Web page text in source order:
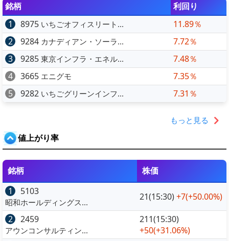
銘柄
利回り
1
8975 いちごオフィスリート...
11.89％
2
9284 カナディアン・ソーラ...
7.72％
3
9285 東京インフラ・エネル...
7.48％
4
3665 エニグモ
7.35％
5
9282 いちごグリーンインフ... 7.31％
もっと見る
値上がり率
銘柄
株価
1
5103
昭和ホールディングス... 21(15:30)+7(+50.00%)
2
2459
アウンコンサルティン...
211(15:30)
+50(+31.06%)